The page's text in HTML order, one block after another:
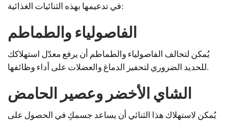
في تدعيمها بهذه الثنائيات الغذائية:
الفاصولياء والطماطم
يُمكن لتحالف الفاصولياء والطماطم أن يرفع معدّل استهلاكك
للحديد الضروري لتحفيز الدماغ والعضلات على أداء وظائفها.
الشاي الأخضر وعصير الحامض
يُمكن لاستهلاك هذا الثنائي أن يساعد جسمكِ في الحصول على